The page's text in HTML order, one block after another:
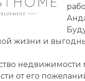
жизни и
от его